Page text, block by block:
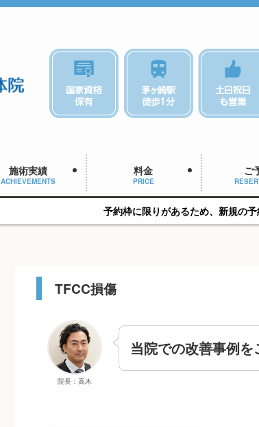
施術実績
ACHIEVEMENTS
料金
PRICE
ご
予約枠に限りがあるため、新規の予約をご希望の方
TFCC損傷
院長：高木
当院での改善事例